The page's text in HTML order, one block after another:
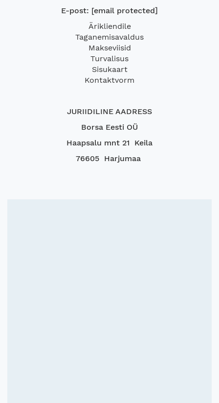
E-post: [email protected]
Ärikliendile
Taganemisavaldus
Makseviisid
Turvalisus
Sisukaart
Kontaktvorm
JURIIDILINE AADRESS
Borsa Eesti OÜ
Haapsalu mnt 21 Keila
76605 Harjumaa